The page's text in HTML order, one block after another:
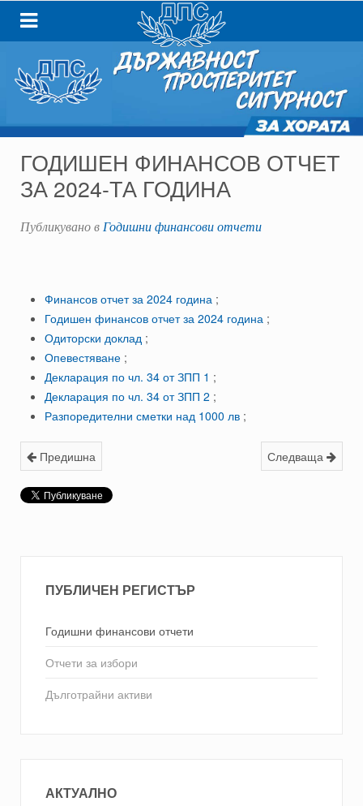
ГОДИШЕН ФИНАНСОВ ОТЧЕТ
ЗА 2024-ТА ГОДИНА
Публикувано в Годишни финансови отчети
Финансов отчет за 2024 година ;
Годишен финансов отчет за 2024 година ;
Одиторски доклад ;
Опевестяване ;
Декларация по чл. 34 от ЗПП 1 ;
Декларация по чл. 34 от ЗПП 2 ;
Разпоредителни сметки над 1000 лв ;
Предишна Следваща
ПУБЛИЧЕН РЕГИСТЪР
Годишни финансови отчети
Отчети за избори
Дълготрайни активи
АКТУАЛНО